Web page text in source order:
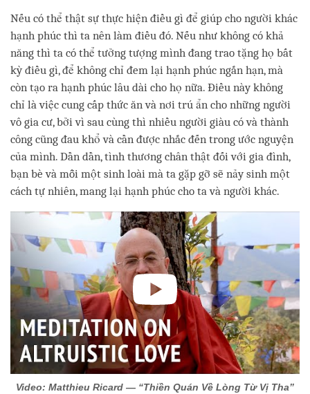
Nếu có thể thật sự thực hiện điều gì để giúp cho người khác
hạnh phúc thì ta nên làm điều đó. Nếu như không có khả
năng thì ta có thể tưởng tượng mình đang trao tặng họ bất
kỳ điều gì, để không chỉ đem lại hạnh phúc ngắn hạn, mà
còn tạo ra hạnh phúc lâu dài cho họ nữa. Điều này không
chỉ là việc cung cấp thức ăn và nơi trú ẩn cho những người
vô gia cư, bởi vì sau cùng thì nhiều người giàu có và thành
công cũng đau khổ và cần được nhắc đến trong ước nguyện
của mình. Dần dần, tình thương chân thật đối với gia đình,
bạn bè và mỗi một sinh loài mà ta gặp gỡ sẽ nảy sinh một
cách tự nhiên, mang lại hạnh phúc cho ta và người khác.
Video: Matthieu Ricard — “Thiền Quán Về Lòng Từ Vị Tha”